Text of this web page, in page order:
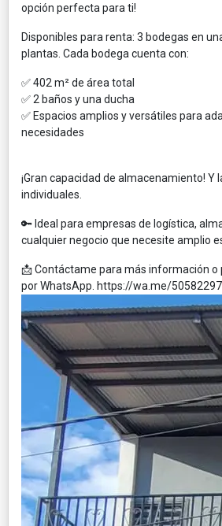
opción perfecta para ti!
Disponibles para renta: 3 bodegas en
plantas. Cada bodega cuenta con:
✅ 402 m² de área total
✅ 2 baños y una ducha
✅ Espacios amplios y versátiles para
necesidades
¡Gran capacidad de almacenamiento! Y
individuales.
🔑 Ideal para empresas de logística,
cualquier negocio que necesite amplio
📩 Contáctame para más información o
por WhatsApp. https://wa.me/